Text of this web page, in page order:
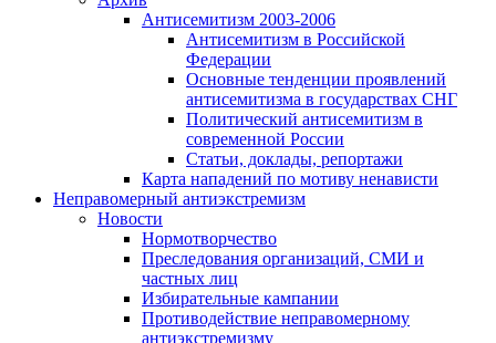
Антисемитизм 2003-2006
Антисемитизм в Российской
Федерации
Основные тенденции проявлений
антисемитизма в государствах СНГ
Политический антисемитизм в
современной России
Статьи, доклады, репортажи
Карта нападений по мотиву ненависти
Неправомерный антиэкстремизм
Новости
Нормотворчество
Преследования организаций, СМИ и
частных лиц
Избирательные кампании
Противодействие неправомерному
антиэкстремизму